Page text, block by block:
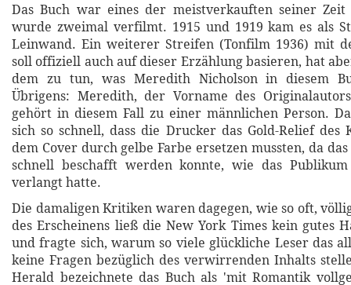
Das Buch war eines der meistverkauften seiner
wurde zweimal verfilmt. 1915 und 1919 kam es als
Leinwand. Ein weiterer Streifen (Tonfilm 1936) mit
soll offiziell auch auf dieser Erzählung basieren, hat
dem zu tun, was Meredith Nicholson in diesem
Übrigens: Meredith, der Vorname des
gehört in diesem Fall zu einer männlichen Person.
sich so schnell, dass die Drucker das Gold-Relief des
dem Cover durch gelbe Farbe ersetzen mussten, da
schnell beschafft werden konnte, wie das
verlangt hatte.
Die damaligen Kritiken waren dagegen, wie so oft,
des Erscheinens ließ die New York Times kein gutes
und fragte sich, warum so viele glückliche Leser das
keine Fragen bezüglich des verwirrenden Inhalts
Herald bezeichnete das Buch als 'mit Romantik